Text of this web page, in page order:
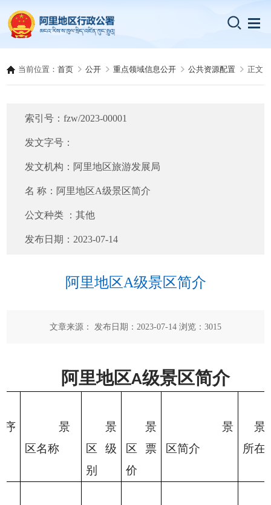
当前位置：首页 公开 重点领域信息公开 公共资源配置 正文
索引号：fzw/2023-00001
发文字号：
发文机构： 阿里地区旅游发展局
名 称： 阿里地区A级景区简介
公文种类 ：其他
发布日期： 2023-07-14
阿里地区A级景区简介
文章来源： 发布日期：2023-07-14 浏览： 3015
阿里地区A级景区简介
序
景
区名称
景
区级
别
景
区票
价
景
区简介
所在